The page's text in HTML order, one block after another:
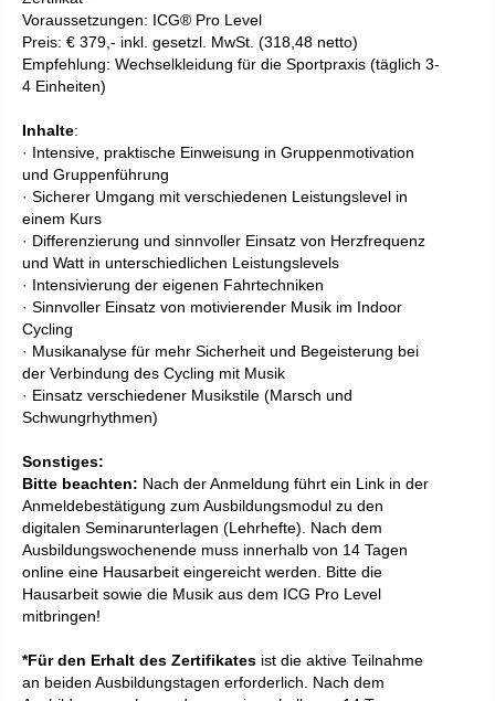
Voraussetzungen: ICG® Pro Level
Preis: € 379,- inkl. gesetzl. MwSt. (318,48 netto)
Empfehlung: Wechselkleidung für die Sportpraxis (täglich 3-
4 Einheiten)
Inhalte:
· Intensive, praktische Einweisung in Gruppenmotivation
und Gruppenführung
· Sicherer Umgang mit verschiedenen Leistungslevel in
einem Kurs
· Differenzierung und sinnvoller Einsatz von Herzfrequenz
und Watt in unterschiedlichen Leistungslevels
· Intensivierung der eigenen Fahrtechniken
· Sinnvoller Einsatz von motivierender Musik im Indoor
Cycling
· Musikanalyse für mehr Sicherheit und Begeisterung bei
der Verbindung des Cycling mit Musik
· Einsatz verschiedener Musikstile (Marsch und
Schwungrhythmen)
Sonstiges:
Bitte beachten: Nach der Anmeldung führt ein Link in der
Anmeldebestätigung zum Ausbildungsmodul zu den
digitalen Seminarunterlagen (Lehrhefte). Nach dem
Ausbildungswochenende muss innerhalb von 14 Tagen
online eine Hausarbeit eingereicht werden. Bitte die
Hausarbeit sowie die Musik aus dem ICG Pro Level
mitbringen!
*Für den Erhalt des Zertifikates ist die aktive Teilnahme
an beiden Ausbildungstagen erforderlich. Nach dem